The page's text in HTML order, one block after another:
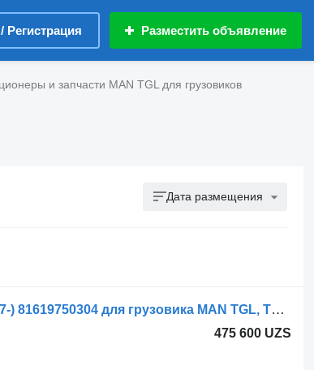
Регистрация Разместить объявление
и запчасти MAN TGL для грузовиков
Дата размещения
Шланг кондиционера MAN TGX 18.480 (01.07-) 81619750304 для грузовика MAN TGL, TGM, TGS, TGX (2005-2021)
475 600 UZS